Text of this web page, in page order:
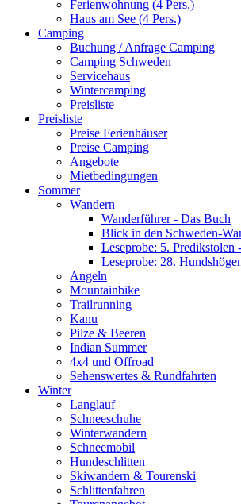
Ferienwohnung (4 Pers.)
Haus am See (4 Pers.)
Camping
Buchung / Anfrage Camping
Camping Schweden
Servicehaus
Wintercamping
Preisliste
Preisliste
Preise Ferienhäuser
Preise Camping
Angebote
Mietbedingungen
Sommer
Wandern
Wanderführer - Das Buch
Blick in den Schweden-
Leseprobe: 5. Predikstolen
Leseprobe: 28.
Angeln
Mountainbike
Trailrunning
Kanu
Pilze & Beeren
Indian Summer
4x4 und Offroad
Sehenswertes & Rundfahrten
Winter
Langlauf
Schneeschuhe
Winterwandern
Schneemobil
Hundeschlitten
Skiwandern & Tourenski
Schlittenfahren